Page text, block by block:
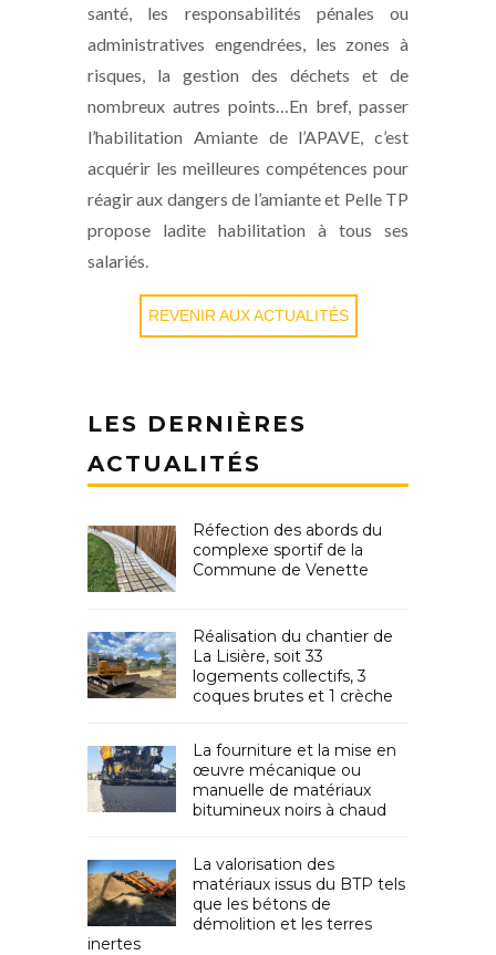
santé, les responsabilités pénales ou
administratives engendrées, les zones à
risques, la gestion des déchets et de
nombreux autres points…En bref, passer
l’habilitation Amiante de l’APAVE, c’est
acquérir les meilleures compétences pour
réagir aux dangers de l’amiante et Pelle TP
propose ladite habilitation à tous ses
salariés.
REVENIR AUX ACTUALITÉS
LES DERNIÈRES
ACTUALITÉS
Réfection des abords du
complexe sportif de la
Commune de Venette
Réalisation du chantier de
La Lisière, soit 33
logements collectifs, 3
coques brutes et 1 crèche
La fourniture et la mise en
œuvre mécanique ou
manuelle de matériaux
bitumineux noirs à chaud
La valorisation des
matériaux issus du BTP tels
que les bétons de
démolition et les terres
inertes